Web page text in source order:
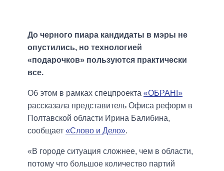
До черного пиара кандидаты в мэры не
опустились, но технологией
«подарочков» пользуются практически
все.
Об этом в рамках спецпроекта «ОБРАНІ»
рассказала представитель Офиса реформ в
Полтавской области Ирина Балибина,
сообщает «Слово и Дело».
«В городе ситуация сложнее, чем в области,
потому что большое количество партий